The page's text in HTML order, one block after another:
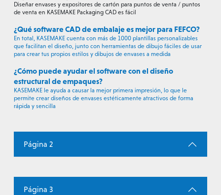
Diseñar envases y expositores de cartón para puntos de venta / puntos
de venta en KASEMAKE Packaging CAD es fácil
¿Qué software CAD de embalaje es mejor para FEFCO?
En total, KASEMAKE cuenta con más de 1000 plantillas personalizables
que facilitan el diseño, junto con herramientas de dibujo fáciles de usar
para crear tus propios estilos y dibujos de envases a medida
¿Cómo puede ayudar el software con el diseño
estructural de empaques?
KASEMAKE le ayuda a causar la mejor primera impresión, lo que le
permite crear diseños de envases estéticamente atractivos de forma
rápida y sencilla
Página 2
Página 3